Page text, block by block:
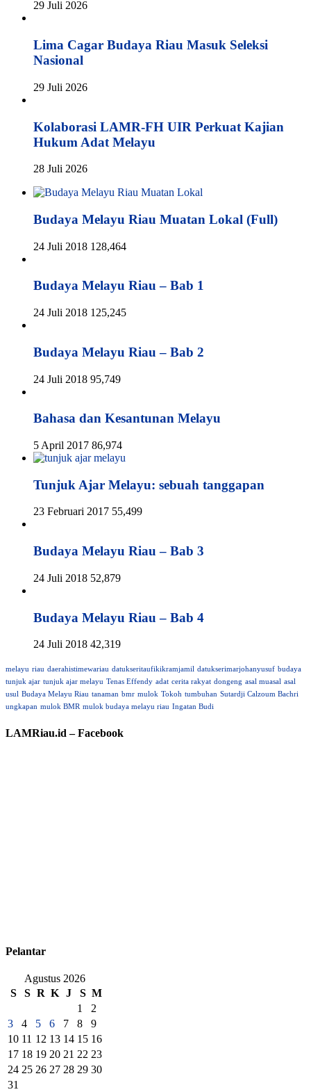
29 Juli 2026
Lima Cagar Budaya Riau Masuk Seleksi
Nasional
29 Juli 2026
Kolaborasi LAMR-FH UIR Perkuat Kajian
Hukum Adat Melayu
28 Juli 2026
Budaya Melayu Riau Muatan Lokal (Full)
24 Juli 2018 128,464
Budaya Melayu Riau – Bab 1
24 Juli 2018 125,245
Budaya Melayu Riau – Bab 2
24 Juli 2018 95,749
Bahasa dan Kesantunan Melayu
5 April 2017 86,974
Tunjuk Ajar Melayu: sebuah tanggapan
23 Februari 2017 55,499
Budaya Melayu Riau – Bab 3
24 Juli 2018 52,879
Budaya Melayu Riau – Bab 4
24 Juli 2018 42,319
melayu riau daerahistimewariau datukseritaufikikramjamil datukserimarjohanyusuf budaya
tunjuk ajar tunjuk ajar melayu Tenas Effendy adat cerita rakyat dongeng asal muasal asal
usul Budaya Melayu Riau tanaman bmr mulok Tokoh tumbuhan Sutardji Calzoum Bachri
ungkapan mulok BMR mulok budaya melayu riau Ingatan Budi
LAMRiau.id – Facebook
Pelantar
Agustus 2026
S
S R K J S M
1
2
3
4 5 6 7 8
9
10 11 12 13 14 15 16
17 18 19 20 21 22 23
24 25 26 27 28 29 30
31